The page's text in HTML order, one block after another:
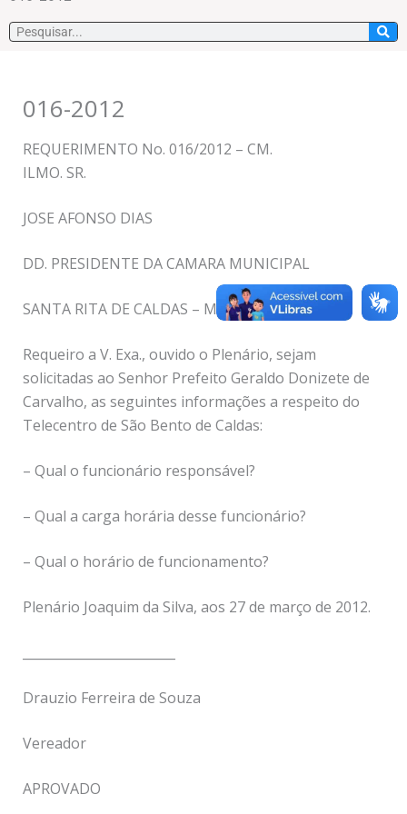
Pesquisar
016-2012
REQUERIMENTO No. 016/2012 – CM.
ILMO. SR.
JOSE AFONSO DIAS
DD. PRESIDENTE DA CAMARA MUNICIPAL
SANTA RITA DE CALDAS – MG.
Requeiro a V. Exa., ouvido o Plenário, sejam
solicitadas ao Senhor Prefeito Geraldo Donizete de
Carvalho, as seguintes informações a respeito do
Telecentro de São Bento de Caldas:
– Qual o funcionário responsável?
– Qual a carga horária desse funcionário?
– Qual o horário de funcionamento?
Plenário Joaquim da Silva, aos 27 de março de 2012.
Drauzio Ferreira de Souza
Vereador
APROVADO